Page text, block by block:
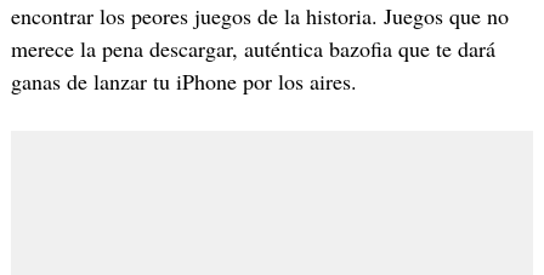
encontrar los peores juegos de la historia. Juegos que no
merece la pena descargar, auténtica bazofia que te dará
ganas de lanzar tu iPhone por los aires.